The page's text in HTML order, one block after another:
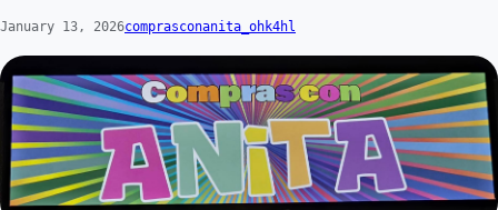
January 13, 2026comprasconanita_ohk4hl